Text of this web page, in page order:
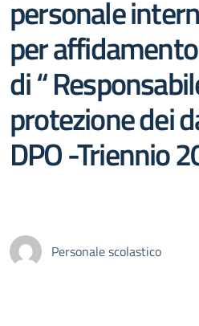
personale
per
di “
protezione dei
DPO -Triennio
Personale scolastico